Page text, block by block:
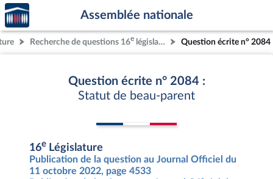
Aller au contenu
Aller en bas de la page
Accèder
à la
page
d'accueil
Assemblée nationale
Recherche de questions 16e législature Question écrite n° 2084
Question écrite n° 2084 :
Statut de beau-parent
16e Législature
Publication de la question au Journal Officiel du
11 octobre 2022, page 4533